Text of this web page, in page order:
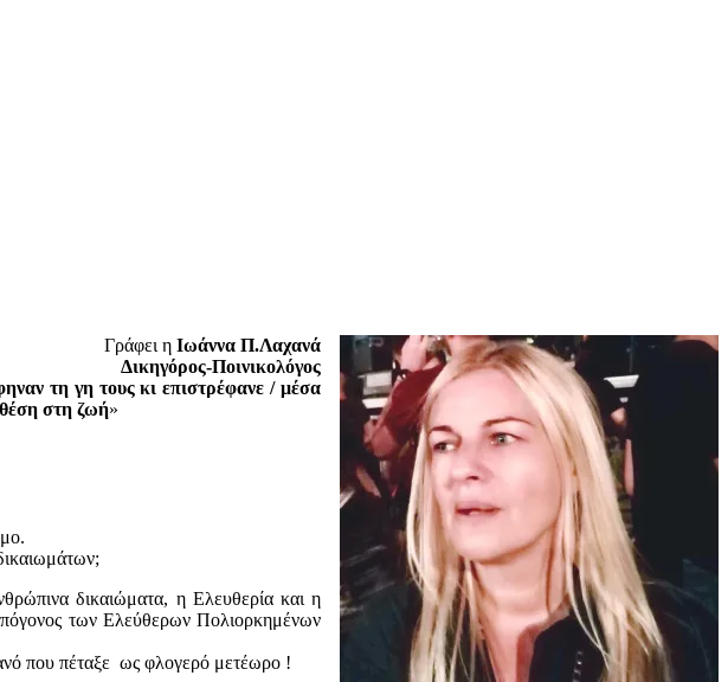
Γράφει η Ιωάννα Π.Λαχανά
Δικηγόρος-Ποινικολόγος
τη γη τους κι επιστρέφανε / μέσα
στη ζωή»
δικαιώματα, η Ελευθερία και η
των Ελεύθερων Πολιορκημένων
που πέταξε ως φλογερό μετέωρο !